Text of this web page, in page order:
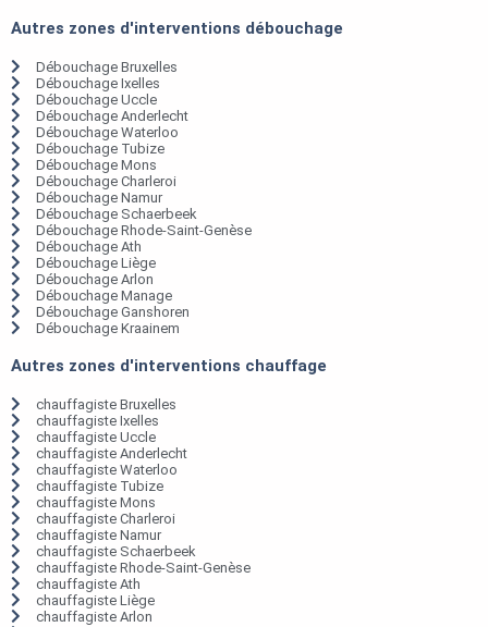
Autres zones d'interventions débouchage
Débouchage Bruxelles
Débouchage Ixelles
Débouchage Uccle
Débouchage Anderlecht
Débouchage Waterloo
Débouchage Tubize
Débouchage Mons
Débouchage Charleroi
Débouchage Namur
Débouchage Schaerbeek
Débouchage Rhode-Saint-Genèse
Débouchage Ath
Débouchage Liège
Débouchage Arlon
Débouchage Manage
Débouchage Ganshoren
Débouchage Kraainem
Autres zones d'interventions chauffage
chauffagiste Bruxelles
chauffagiste Ixelles
chauffagiste Uccle
chauffagiste Anderlecht
chauffagiste Waterloo
chauffagiste Tubize
chauffagiste Mons
chauffagiste Charleroi
chauffagiste Namur
chauffagiste Schaerbeek
chauffagiste Rhode-Saint-Genèse
chauffagiste Ath
chauffagiste Liège
chauffagiste Arlon